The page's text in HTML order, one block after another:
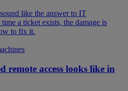
like the answer to IT
a ticket exists, the damage is
to fix it.
remote access looks like in